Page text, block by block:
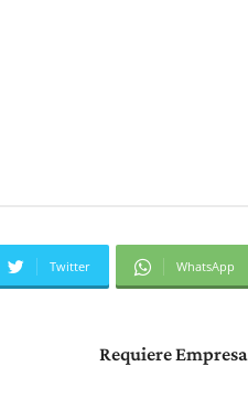
Twitter WhatsApp
Requiere